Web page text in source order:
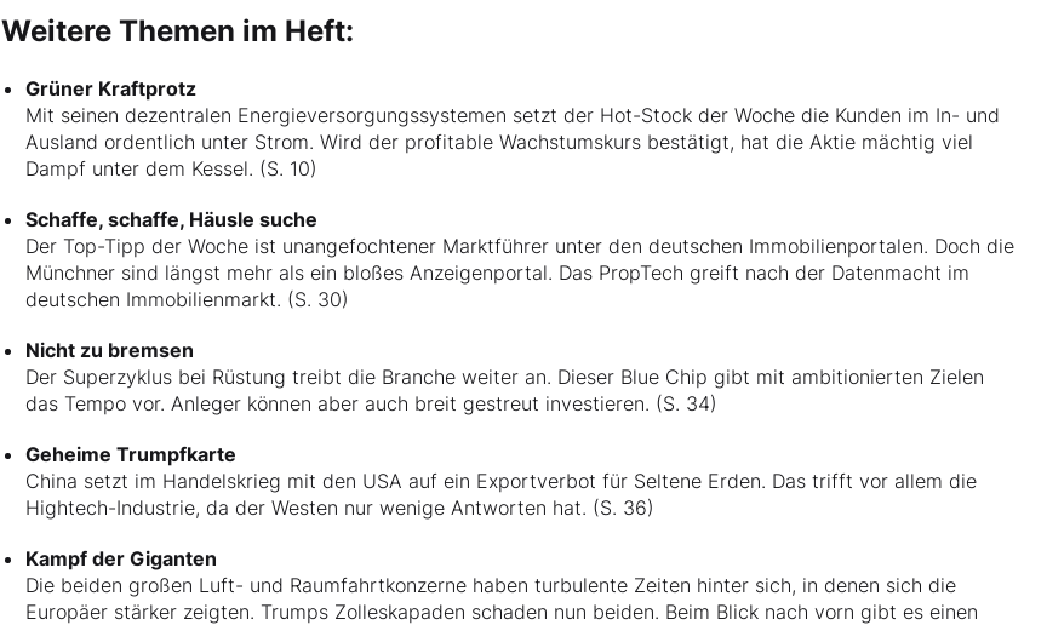
Weitere Themen im Heft:
Grüner Kraftprotz
Mit seinen dezentralen Energieversorgungssystemen setzt der Hot-Stock der Woche die Kunden im In- und
Ausland ordentlich unter Strom. Wird der profitable Wachstumskurs bestätigt, hat die Aktie mächtig viel
Dampf unter dem Kessel. (S. 10)
Schaffe, schaffe, Häusle suche
Der Top-Tipp der Woche ist unangefochtener Marktführer unter den deutschen Immobilienportalen. Doch die
Münchner sind längst mehr als ein bloßes Anzeigenportal. Das PropTech greift nach der Datenmacht im
deutschen Immobilienmarkt. (S. 30)
Nicht zu bremsen
Der Superzyklus bei Rüstung treibt die Branche weiter an. Dieser Blue Chip gibt mit ambitionierten Zielen
das Tempo vor. Anleger können aber auch breit gestreut investieren. (S. 34)
Geheime Trumpfkarte
China setzt im Handelskrieg mit den USA auf ein Exportverbot für Seltene Erden. Das trifft vor allem die
Hightech-Industrie, da der Westen nur wenige Antworten hat. (S. 36)
Kampf der Giganten
Die beiden großen Luft- und Raumfahrtkonzerne haben turbulente Zeiten hinter sich, in denen sich die
Europäer stärker zeigten. Trumps Zolleskapaden schaden nun beiden. Beim Blick nach vorn gibt es einen